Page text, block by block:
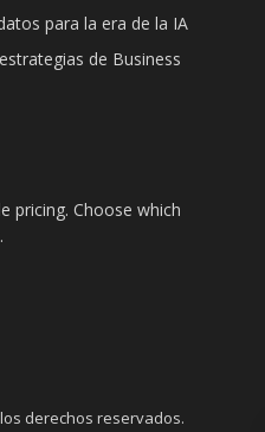
para la era de la IA
de Business
pricing. Choose which
derechos reservados.